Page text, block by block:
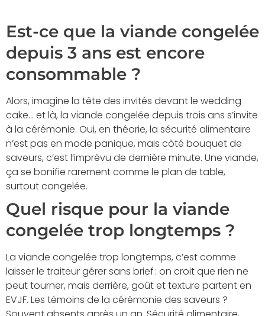
Est-ce que la viande congelée
depuis 3 ans est encore
consommable ?
Alors, imagine la tête des invités devant le wedding
cake… et là, la viande congelée depuis trois ans s’invite
à la cérémonie. Oui, en théorie, la sécurité alimentaire
n’est pas en mode panique, mais côté bouquet de
saveurs, c’est l’imprévu de dernière minute. Une viande,
ça se bonifie rarement comme le plan de table,
surtout congelée.
Quel risque pour la viande
congelée trop longtemps ?
La viande congelée trop longtemps, c’est comme
laisser le traiteur gérer sans brief : on croit que rien ne
peut tourner, mais derrière, goût et texture partent en
EVJF. Les témoins de la cérémonie des saveurs ?